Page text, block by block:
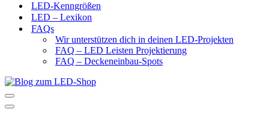
LED-Kenngrößen
LED – Lexikon
FAQs
Wir unterstützen dich in deinen LED-Projekten
FAQ – LED Leisten Projektierung
FAQ – Deckeneinbau-Spots
Navigationsmenü
Navigationsmenü